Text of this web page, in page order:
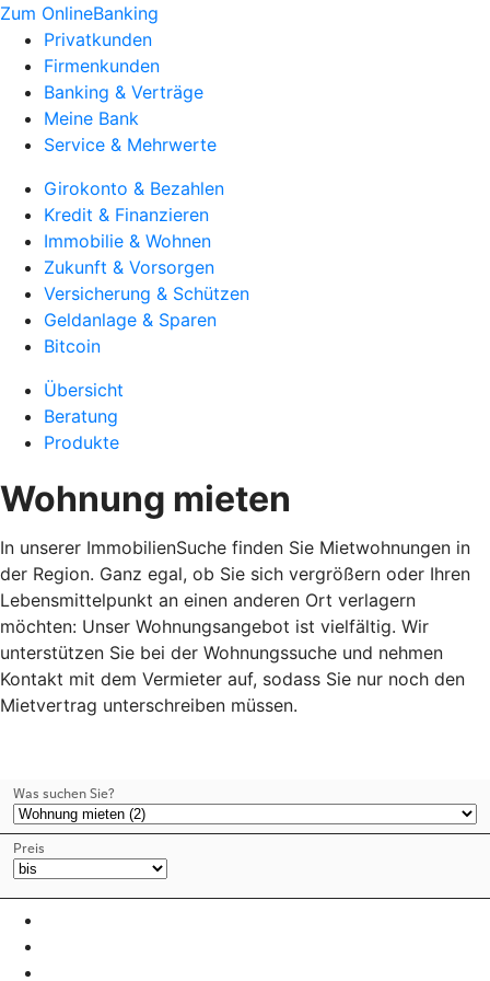
Zum OnlineBanking
Privatkunden
Firmenkunden
Banking & Verträge
Meine Bank
Service & Mehrwerte
Girokonto & Bezahlen
Kredit & Finanzieren
Immobilie & Wohnen
Zukunft & Vorsorgen
Versicherung & Schützen
Geldanlage & Sparen
Bitcoin
Übersicht
Beratung
Produkte
Wohnung mieten
In unserer ImmobilienSuche finden Sie Mietwohnungen in
der Region. Ganz egal, ob Sie sich vergrößern oder Ihren
Lebensmittelpunkt an einen anderen Ort verlagern
möchten: Unser Wohnungsangebot ist vielfältig. Wir
unterstützen Sie bei der Wohnungssuche und nehmen
Kontakt mit dem Vermieter auf, sodass Sie nur noch den
Mietvertrag unterschreiben müssen.